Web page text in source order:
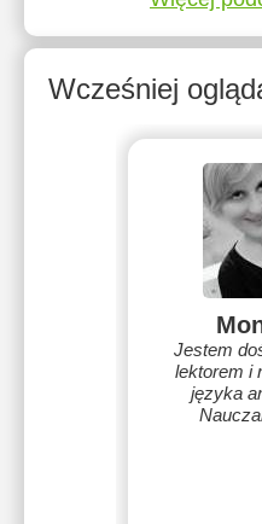
Wcześniej
Jestem
lektorem i
języka